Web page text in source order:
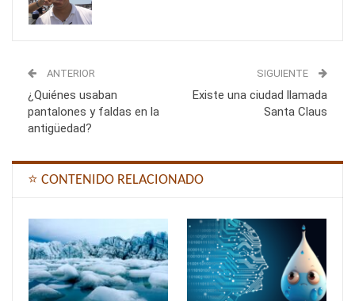
ANTERIOR
¿Quiénes usaban
pantalones y faldas en la
antigüedad?
SIGUIENTE
Existe una ciudad llamada
Santa Claus
⭐ CONTENIDO RELACIONADO